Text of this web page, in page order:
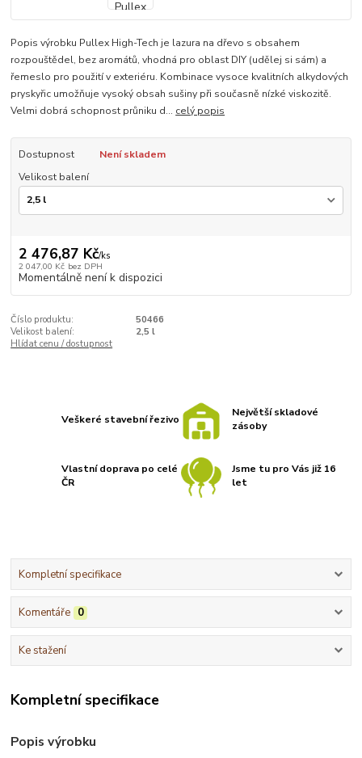
Popis výrobku Pullex High-Tech je lazura na dřevo s obsahem
rozpouštědel, bez aromátů, vhodná pro oblast DIY (udělej si sám) a
řemeslo pro použití v exteriéru. Kombinace vysoce kvalitních alkydových
pryskyřic umožňuje vysoký obsah sušiny při současně nízké viskozitě.
Velmi dobrá schopnost průniku d... celý popis
Dostupnost
Není skladem
Velikost balení
2 476,87 Kč/ks
2 047,00 Kč bez DPH
Momentálně není k dispozici
Číslo produktu:
50466
Velikost balení:
2,5 l
Hlídat cenu / dostupnost
Veškeré stavební řezivo
Největší skladové
zásoby
Vlastní doprava po celé
ČR
Jsme tu pro Vás již 16
let
Kompletní specifikace
Komentáře 0
Ke stažení
Kompletní specifikace
Popis výrobku